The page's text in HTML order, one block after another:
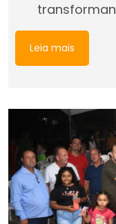
Leia mais